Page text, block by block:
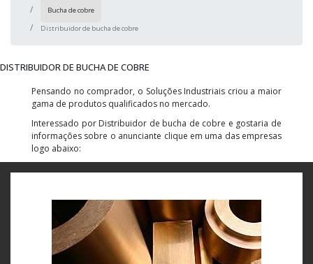
Bucha de cobre
Distribuidor de bucha de cobre
DISTRIBUIDOR DE BUCHA DE COBRE
Pensando no comprador, o Soluções Industriais criou a maior
gama de produtos qualificados no mercado.
Interessado por Distribuidor de bucha de cobre e gostaria de
informações sobre o anunciante clique em uma das empresas
logo abaixo: